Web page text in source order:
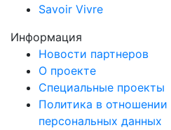
Savoir Vivre
Информация
Новости партнеров
О проекте
Специальные проекты
Политика в отношении
персональных данных